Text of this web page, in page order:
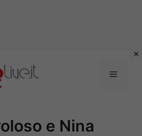
Menu
e Nina